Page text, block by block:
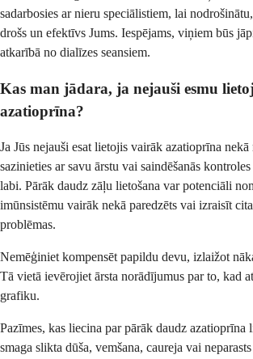
sadarbosies ar nieru speciālistiem, lai
drošs un efektīvs Jums. Iespējams, viņiem būs
atkarībā no dialīzes seansiem.
Kas man jādara, ja nejauši esmu
azatioprīna?
Ja Jūs nejauši esat lietojis vairāk azatioprīna
sazinieties ar savu ārstu vai saindēšanās
labi. Pārāk daudz zāļu lietošana var potenciāli
imūnsistēmu vairāk nekā paredzēts vai izraisīt
problēmas.
Nemēģiniet kompensēt papildu devu, izlaižot
Tā vietā ievērojiet ārsta norādījumus par to, kad
grafiku.
Pazīmes, kas liecina par pārāk daudz azatioprīna
smaga slikta dūša, vemšana, caureja vai